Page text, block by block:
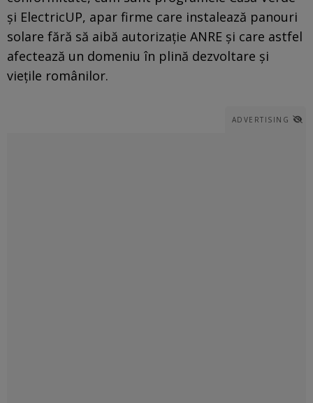
şi ElectricUP, apar firme care instalează panouri
solare fără să aibă autorizaţie ANRE şi care astfel
afectează un domeniu în plină dezvoltare şi
vieţile românilor.
ADVERTISING